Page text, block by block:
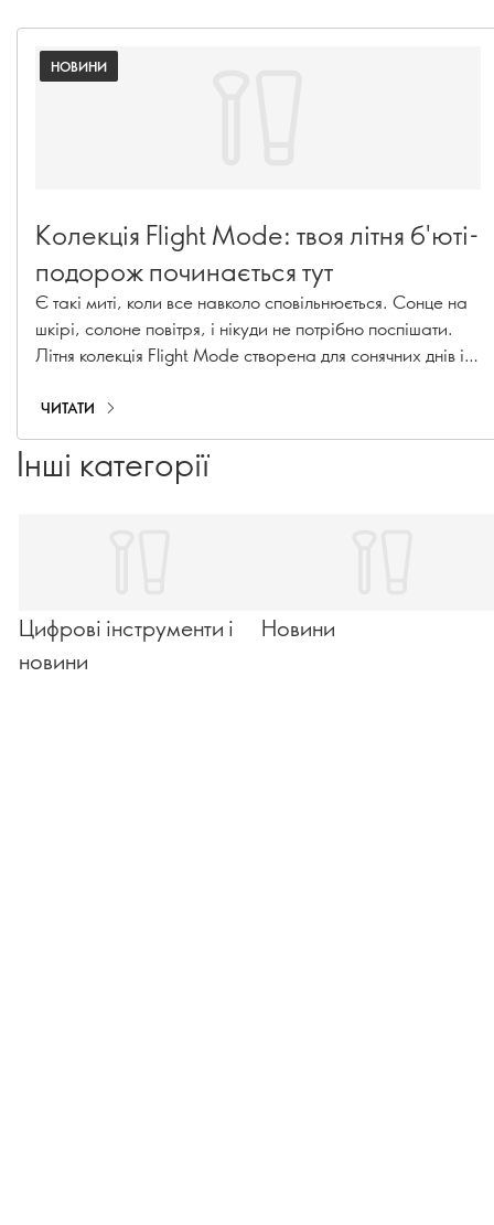
НОВИНИ
Колекція Flight Mode: твоя літня б'юті-
подорож починається тут
Є такі миті, коли все навколо сповільнюється. Сонце на
шкірі, солоне повітря, і нікуди не потрібно поспішати.
Літня колекція Flight Mode створена для сонячних днів і
поєднуються, немов ідеальний гардероб для відпустки.
Паспорт не потрібен.
ЧИТАТИ
Інші категорії
Цифрові інструменти і
новини
Новини